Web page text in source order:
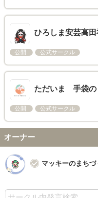
ひろしま安芸高
公開 公式サークル
ただいま 手袋の
公開 公式サークル
オーナー
マッキーのまち